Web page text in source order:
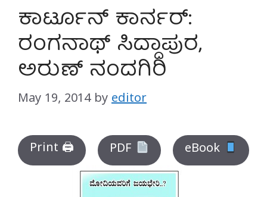
ಕಾರ್ಟೂನ್ ಕಾರ್ನರ್:
ರಂಗನಾಥ್ ಸಿದ್ದಾಪುರ,
ಅರುಣ್ ನಂದಗಿರಿ
May 19, 2014 by editor
Print 🖨 PDF eBook